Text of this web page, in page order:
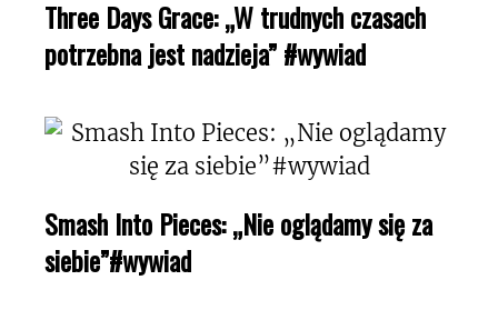
Three Days Grace: „W trudnych czasach
potrzebna jest nadzieja” #wywiad
Smash Into Pieces: „Nie oglądamy się za
siebie”#wywiad